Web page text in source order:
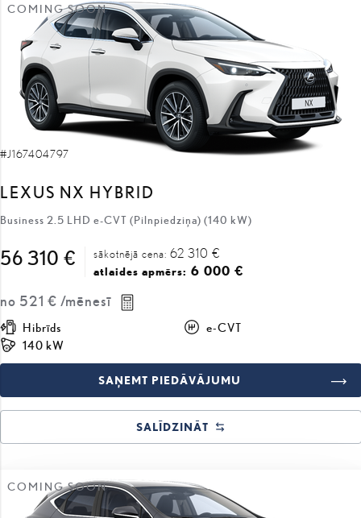
COMING SOON
#J167404797
LEXUS NX HYBRID
Business 2.5 LHD e-CVT (Pilnpiedziņa) (140 kW)
56 310 € sākotnējā cena: 62 310 €
atlaides apmērs: 6 000 €
no 521 € /mēnesī
Hibrīds
e-CVT
140 kW
SAŅEMT PIEDĀVĀJUMU
SALĪDZINĀT
COMING SOON